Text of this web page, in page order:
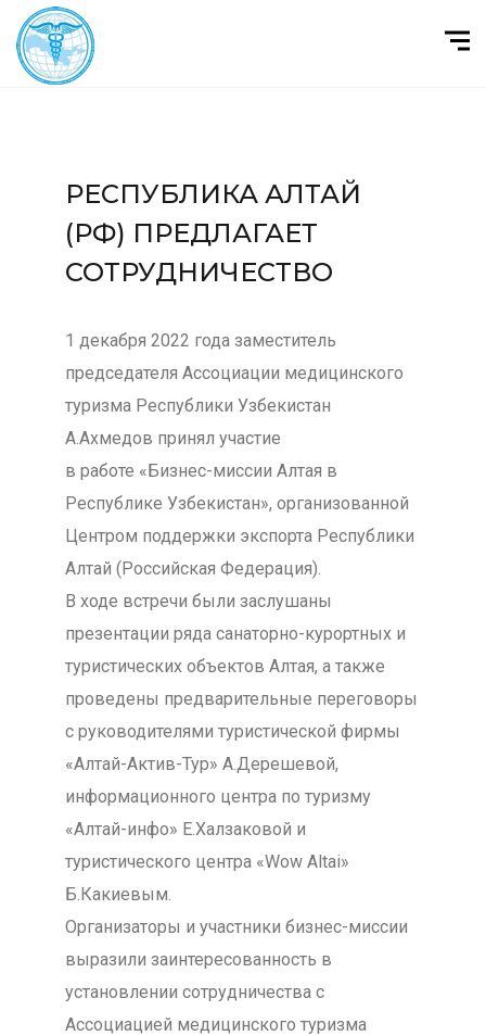
РЕСПУБЛИКА АЛТАЙ
(РФ) ПРЕДЛАГАЕТ
СОТРУДНИЧЕСТВО
1 декабря 2022 года заместитель
председателя Ассоциации медицинского
туризма Республики Узбекистан
А.Ахмедов принял участие
в работе «Бизнес-миссии Алтая в
Республике Узбекистан», организованной
Центром поддержки экспорта Республики
Алтай (Российская Федерация).
В ходе встречи были заслушаны
презентации ряда санаторно-курортных и
туристических объектов Алтая, а также
проведены предварительные переговоры
с руководителями туристической фирмы
«Алтай-Актив-Тур» А.Дерешевой,
информационного центра по туризму
«Алтай-инфо» Е.Халзаковой и
туристического центра «Wow Altai»
Б.Какиевым.
Организаторы и участники бизнес-миссии
выразили заинтересованность в
установлении сотрудничества с
Ассоциацией медицинского туризма